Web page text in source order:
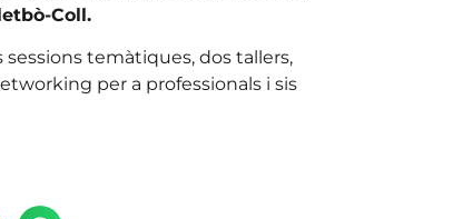
Coll.
temàtiques, dos tallers,
per a professionals i sis